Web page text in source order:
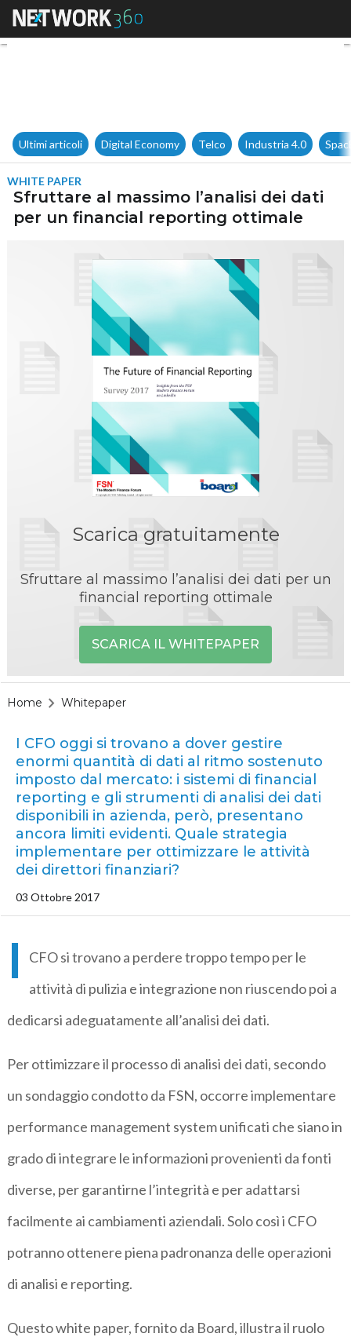
Sfruttare al massimo
Ultimi articoli Digital Economy Telco Industria 4.0
WHITE PAPER
Sfruttare al massimo l’analisi dei dati
per un financial reporting ottimale
Scarica gratuitamente
Sfruttare al massimo l’analisi dei dati per un
financial reporting ottimale
SCARICA IL WHITEPAPER
Home Whitepaper
I CFO oggi si trovano a dover gestire
enormi quantità di dati al ritmo sostenuto
imposto dal mercato: i sistemi di financial
reporting e gli strumenti di analisi dei dati
disponibili in azienda, però, presentano
ancora limiti evidenti. Quale strategia
implementare per ottimizzare le attività
dei direttori finanziari?
03 Ottobre 2017
I
CFO si trovano a perdere troppo tempo per le
attività di pulizia e integrazione non riuscendo poi a
dedicarsi adeguatamente all’analisi dei dati.
Per ottimizzare il processo di analisi dei dati, secondo
un sondaggio condotto da FSN, occorre implementare
performance management system unificati che siano in
grado di integrare le informazioni provenienti da fonti
diverse, per garantirne l’integrità e per adattarsi
facilmente ai cambiamenti aziendali. Solo così i CFO
potranno ottenere piena padronanza delle operazioni
di analisi e reporting.
Questo white paper, fornito da Board, illustra il ruolo